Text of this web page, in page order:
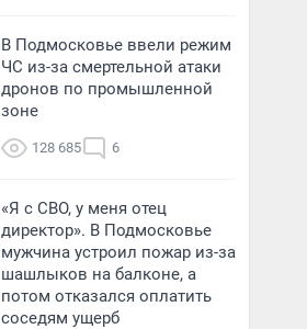
В Подмосковье ввели режим
ЧС из-за смертельной атаки
дронов по промышленной
зоне
128 685 6
«Я с СВО, у меня отец
директор». В Подмосковье
мужчина устроил пожар из-за
шашлыков на балконе, а
потом отказался оплатить
соседям ущерб